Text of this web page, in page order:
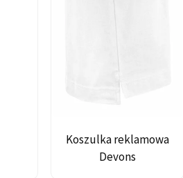
Koszulka reklamowa
Devons